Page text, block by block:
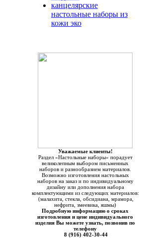
канцелярские
настольные наборы из
кожи эко
Уважаемые клиенты!
Раздел «Настольные наборы» порадует
великолепным выбором письменных
наборов и разнообразием материалов.
Возможно изготовления настольных
наборов на заказ и по индивидуальному
дизайну или дополнения набора
комплектующими из следующих материалов:
(малахита, стекла, обсидиана, мрамора,
нефрита, змеевика, яшмы)
Подробную информацию о сроках
изготовления и цене индивидуального
изделия Вы можете узнать, позвонив по
телефону
8 (916) 402-30-44